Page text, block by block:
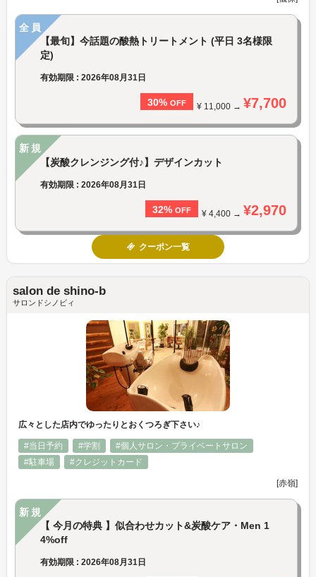
全員
【最旬】今話題の酸熱トリートメント (平日 3名様限
定)
有効期限 : 2026年08月31日
30% OFF ¥ 11,000 → ¥7,700
新規
【炭酸クレンジング付♪】デザインカット
有効期限 : 2026年08月31日
32% OFF ¥ 4,400 → ¥2,970
クーポン一覧
salon de shino-b
サロンドシノビィ
広々とした店内でゆったりとおくつろぎ下さい♪
#当日予約 #学割
#個人サロン・プライベートサロン
#駐車場
#クレジットカード
[赤嶺]
新規
【 今月の特典 】似合わせカット&炭酸ケア・Men 1
4%off
有効期限 : 2026年08月31日